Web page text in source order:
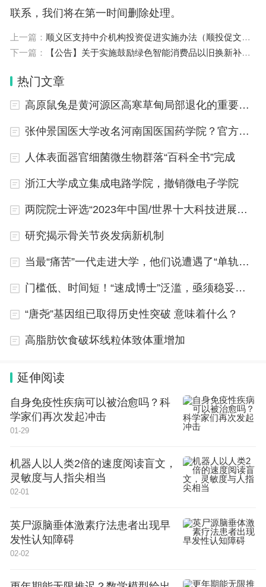
月30日前（含当日）注册登记的汽油乘用车、2013
年6月30日前（含当日）注册登记的柴油乘用车和其
他燃料类型乘用车，均属于本次国三及以下汽车以旧
液化石油气、甲醇、乙醇、氢、生物燃料等。
（一）补贴对象为同时满足以下条件的消费者
1.补贴申请人为个人消费者。
2.申请人报废个人名下的旧车，并在规定时间内
3.申请人注销个人名下的旧车，并在规定时间内
取得《机动车注销证明》。
4.申请人购买新车，并在规定时间内取得《机动
5.申请人办理注册登记手续，并在规定时间内取
得《机动车登记证书》。
6.上述《报废机动车回收证明》《机动车注销证
应于《细则》印发之日（即2024年4月24日）至202
（二）补贴标准及补贴方式
补贴标准按照报废的乘用车类型（新能源小客车
式发放到符合补贴条件的对象银行账户上。
二、办理时限
（一）实施时间
自《细则》印发之日（即2024年4月24日）起，
至2024年12月31日止。
联系，我们将在第一时间删除处理。
上一篇： 顺义区支持中介机构投资促进实施办法（顺投促文〔2024〕11号）
下一篇：
【公告】关于实施鼓励绿色智能消费品以旧换新补贴的公告（京商消二字〔2024〕19号）
热门文章
高原鼠兔是黄河源区高寒草甸局部退化的重要影响因素
张仲景国医大学改名河南国医国药学院？官方回复
人体表面器官细菌微生物群落“百科全书”完成
浙江大学成立集成电路学院，撤销微电子学院
两院院士评选“2023年中国/世界十大科技进展新闻”将于1月11日发布
研究揭示骨关节炎发病新机制
当最“痛苦”一代走进大学，他们说遭遇了“单轨制”人生
门槛低、时间短！“速成博士”泛滥，亟须稳妥应对
“唐尧”基因组已取得历史性突破 意味着什么？
高脂肪饮食破坏线粒体致体重增加
延伸阅读
自身免疫性疾病可以被治愈吗？科
学家们再次发起冲击
01-29
机器人以人类2倍的速度阅读盲文，
灵敏度与人指尖相当
02-01
英尸源脑垂体激素疗法患者出现早
发性认知障碍
02-02